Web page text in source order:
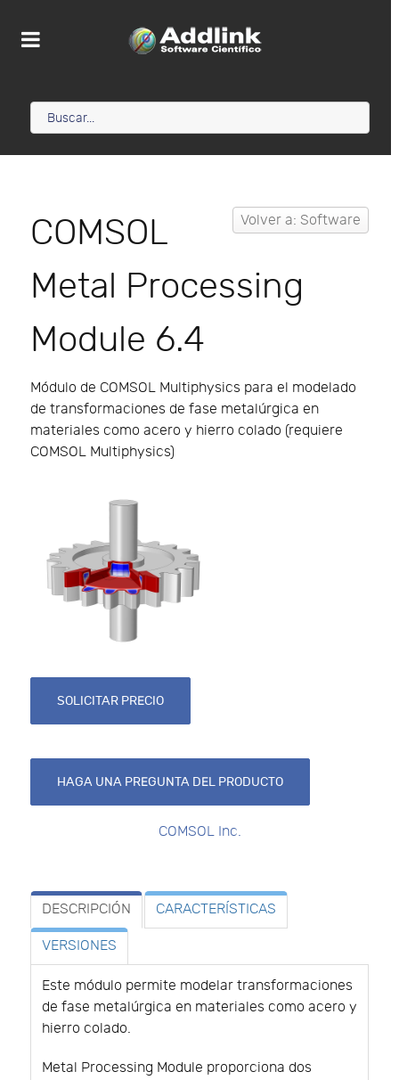
Volver a: Software
COMSOL
Metal Processing
Module 6.4
Módulo de COMSOL Multiphysics para el modelado
de transformaciones de fase metalúrgica en
materiales como acero y hierro colado (requiere
COMSOL Multiphysics)
SOLICITAR PRECIO
HAGA UNA PREGUNTA DEL PRODUCTO
COMSOL Inc.
DESCRIPCIÓN CARACTERÍSTICAS
VERSIONES
Este módulo permite modelar transformaciones
de fase metalúrgica en materiales como acero y
hierro colado.
Metal Processing Module proporciona dos